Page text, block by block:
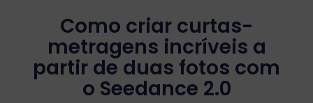
Como criar curtas-
metragens incríveis a
partir de duas fotos com
o Seedance 2.0